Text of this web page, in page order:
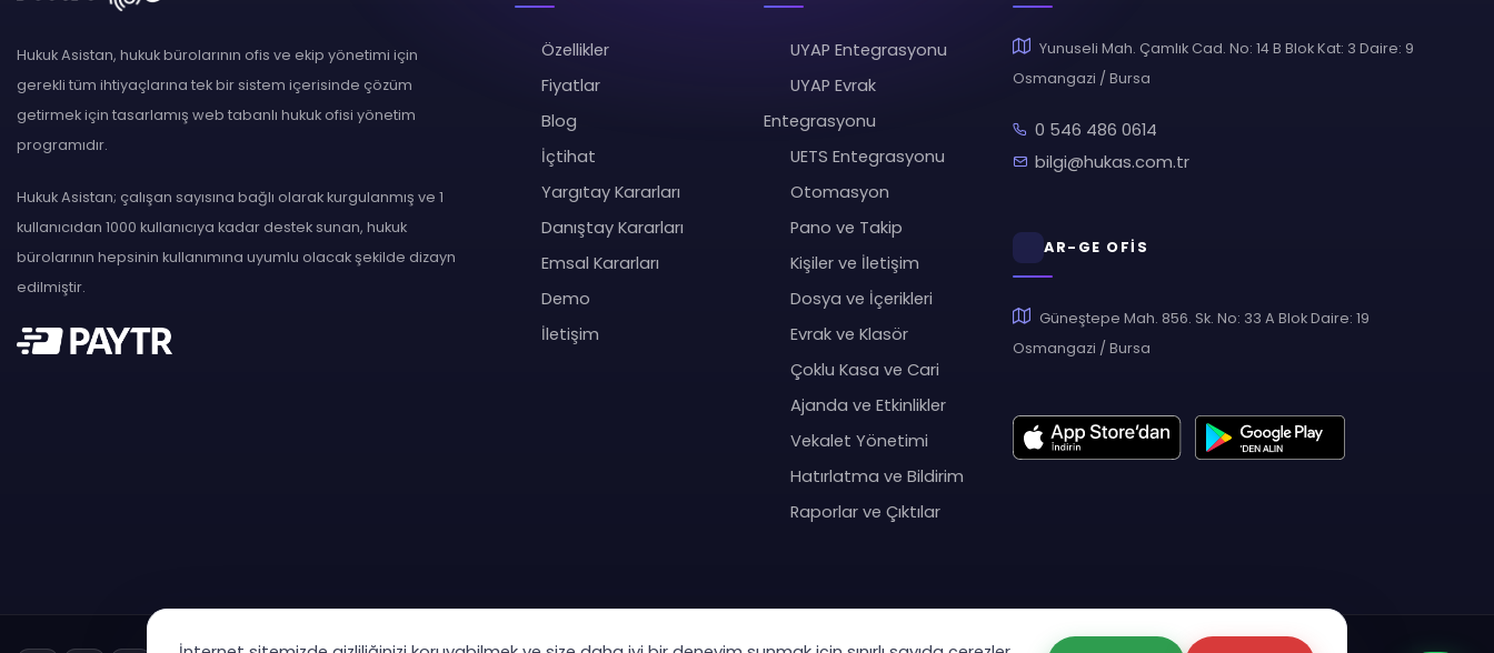
Hukuk Asistan, hukuk bürolarının ofis ve ekip yönetimi için
gerekli tüm ihtiyaçlarına tek bir sistem içerisinde çözüm
getirmek için tasarlamış web tabanlı hukuk ofisi yönetim
programıdır.
Hukuk Asistan; çalışan sayısına bağlı olarak kurgulanmış ve 1
kullanıcıdan 1000 kullanıcıya kadar destek sunan, hukuk
bürolarının hepsinin kullanımına uyumlu olacak şekilde dizayn
edilmiştir.
Özellikler
Fiyatlar
Blog
İçtihat
Yargıtay Kararları
Danıştay Kararları
Emsal Kararları
Demo
İletişim
UYAP Entegrasyonu
UYAP Evrak
Entegrasyonu
UETS Entegrasyonu
Otomasyon
Pano ve Takip
Kişiler ve İletişim
Dosya ve İçerikleri
Evrak ve Klasör
Çoklu Kasa ve Cari
Ajanda ve Etkinlikler
Vekalet Yönetimi
Hatırlatma ve Bildirim
Raporlar ve Çıktılar
Yunuseli Mah. Çamlık Cad. No: 14 B Blok Kat: 3 Daire: 9
Osmangazi / Bursa
0 546 486 0614
bilgi@hukas.com.tr
AR-GE OFİS
Güneştepe Mah. 856. Sk. No: 33 A Blok Daire: 19
Osmangazi / Bursa